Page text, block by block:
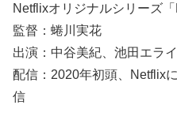
Netflixオリジナルシリーズ「
監督：蜷川実花
出演：中谷美紀、池田エラ
配信：2020年初頭、Netflix
信